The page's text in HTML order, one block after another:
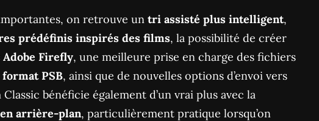
on retrouve un tri assisté plus intelligent,
prédéfinis inspirés des films, la possibilité de créer
Adobe Firefly, une meilleure prise en charge des fichiers
format PSB, ainsi que de nouvelles options d’envoi vers
bénéficie également d’un vrai plus avec la
arrière-plan, particulièrement pratique lorsqu’on